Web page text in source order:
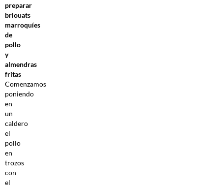
preparar
briouats
marroquíes
de
pollo
y
almendras
fritas
Comenzamos
poniendo
en
un
caldero
el
pollo
en
trozos
con
el